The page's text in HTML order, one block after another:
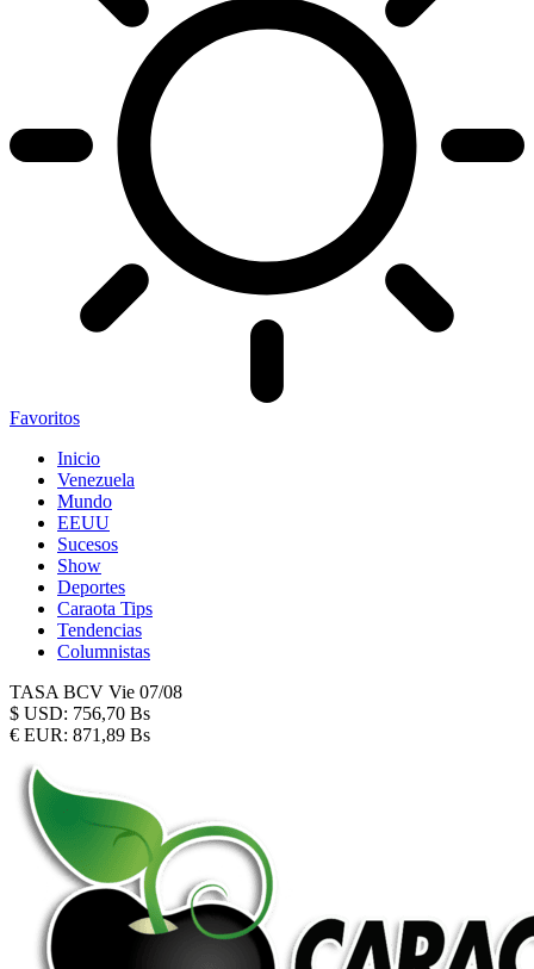
Favoritos
Inicio
Venezuela
Mundo
EEUU
Sucesos
Show
Deportes
Caraota Tips
Tendencias
Columnistas
TASA BCV Vie 07/08
$ USD: 756,70 Bs
€ EUR: 871,89 Bs